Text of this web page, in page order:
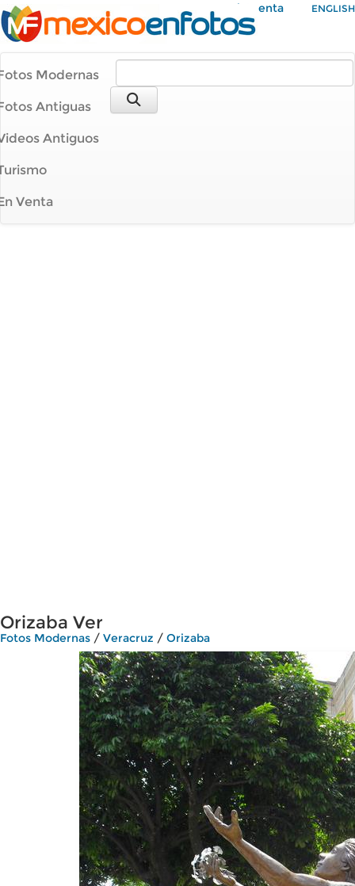
Mi Cuenta ENGLISH
Modernas
Antiguas
Antiguos
Venta
Orizaba Ver
Fotos Modernas / Veracruz / Orizaba